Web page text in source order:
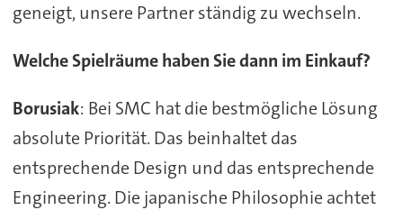
geneigt, unsere Partner ständig zu wechseln.
Welche Spielräume haben Sie dann im Einkauf?
Borusiak: Bei SMC hat die bestmögliche Lösung
absolute Priorität. Das beinhaltet das
entsprechende Design und das entsprechende
Engineering. Die japanische Philosophie achtet